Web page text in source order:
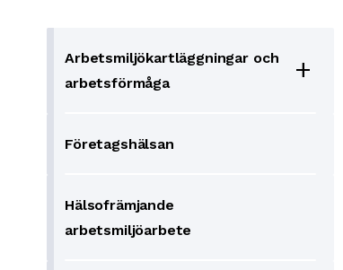
Arbetsmiljökartläggningar och
arbetsförmåga
add
Företagshälsan
Hälsofrämjande
arbetsmiljöarbete